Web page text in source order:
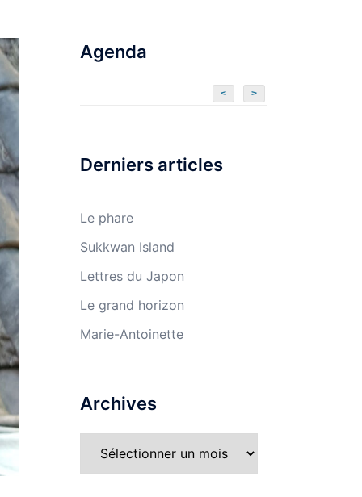
Agenda
< >
Derniers articles
Le phare
Sukkwan Island
Lettres du Japon
Le grand horizon
Marie-Antoinette
Archives